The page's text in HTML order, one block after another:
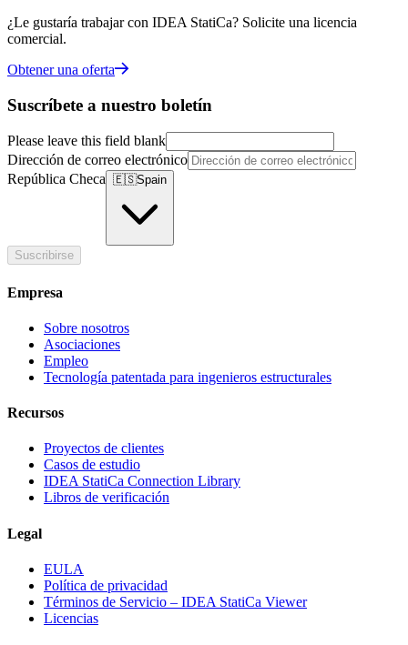
¿Le gustaría trabajar con IDEA StatiCa? Solicite una licencia
comercial.
Obtener una oferta
Suscríbete a nuestro boletín
Please leave this field blank
Dirección de correo electrónico
República Checa 🇪🇸Spain
Suscribirse
Empresa
Sobre nosotros
Asociaciones
Empleo
Tecnología patentada para ingenieros estructurales
Recursos
Proyectos de clientes
Casos de estudio
IDEA StatiCa Connection Library
Libros de verificación
Legal
EULA
Política de privacidad
Términos de Servicio – IDEA StatiCa Viewer
Licencias